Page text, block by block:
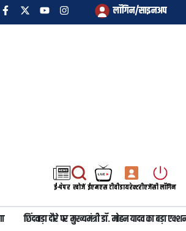
लॉगिन/साइनअप
ई-पेपर खोजें ईएमएस टीवीडायरेक्टरीएजेंसी लॉगिन
छिंदवाड़ा दौरे पर मुख्यमंत्री डॉ. मोहन यादव का बड़ा